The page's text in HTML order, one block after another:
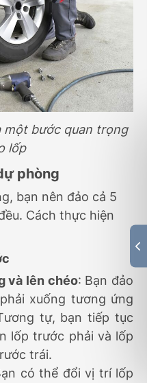
một bước quan trọng
lốp
phòng
bạn nên đảo cả 5
Cách thực hiện
và lên chéo: Bạn đảo
xuống tương ứng
tự, bạn tiếp tục
lốp trước phải và lốp
trái.
có thể đổi vị trí lốp